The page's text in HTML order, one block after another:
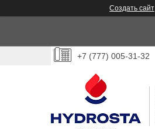
Создать сайт
+7 (777) 005-31-32